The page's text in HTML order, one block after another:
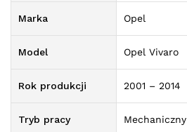
Marka Opel
Model Opel Vivaro
Rok produkcji 2001 – 2014
Tryb pracy Mechaniczny